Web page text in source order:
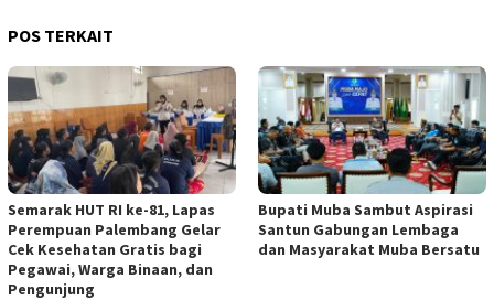
POS TERKAIT
Semarak HUT RI ke-81, Lapas
Perempuan Palembang Gelar
Cek Kesehatan Gratis bagi
Pegawai, Warga Binaan, dan
Pengunjung
Bupati Muba Sambut Aspirasi
Santun Gabungan Lembaga
dan Masyarakat Muba Bersatu